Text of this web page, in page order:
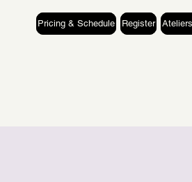
Pricing & Schedule Register